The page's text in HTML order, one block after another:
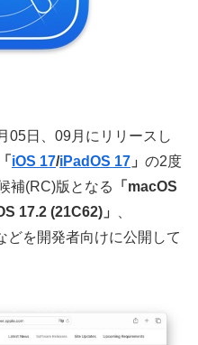
日、09月にリリースし
「 iOS 17/iPadOS 17 」 の2度
補(RC)版となる
「macOS
17.2 (21C62)」
どを開発者向けに公開して